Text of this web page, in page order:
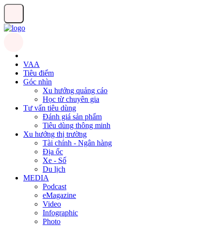
VAA
Tiêu điểm
Góc nhìn
Xu hướng quảng cáo
Học từ chuyên gia
Tư vấn tiêu dùng
Đánh giá sản phẩm
Tiêu dùng thông minh
Xu hướng thị trường
Tài chính - Ngân hàng
Địa ốc
Xe - Số
Du lịch
MEDIA
Podcast
eMagazine
Video
Infographic
Photo